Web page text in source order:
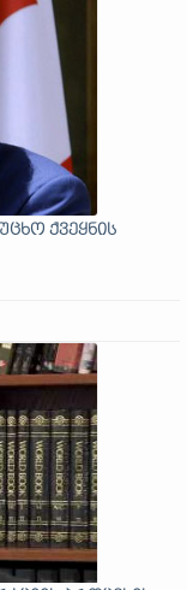
ქვეყნის